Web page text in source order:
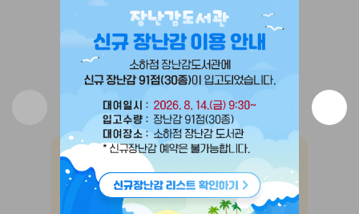
SNS 바로가기
INSTAGRAM
KAKAO
CHANNEL